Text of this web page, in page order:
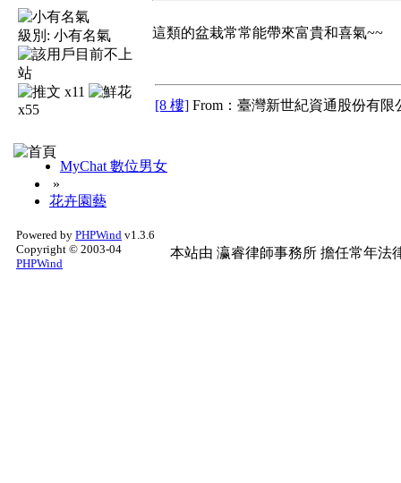
級別: 小有名氣
x11
x55
這類的盆栽常常能帶來富貴和喜氣~~
[8 樓] From：臺灣新世紀資通股份有限
MyChat 數位男女
»
花卉園藝
Powered by PHPWind v1.3.6
Copyright © 2003-04
PHPWind
本站由 瀛睿律師事務所 擔任常年法